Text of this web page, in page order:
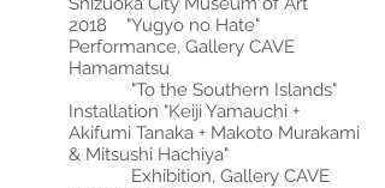
2018 "Yugyo no Hate"
Performance, Gallery CAVE
Hamamatsu
"To the Southern Islands"
Installation "Keiji Yamauchi +
Akifumi Tanaka + Makoto Murakami
& Mitsushi Hachiya"
Exhibition, Gallery CAVE